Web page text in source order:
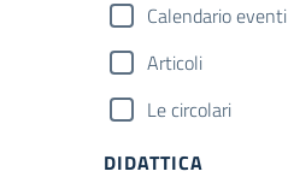
Calendario eventi
Articoli
Le circolari
DIDATTICA